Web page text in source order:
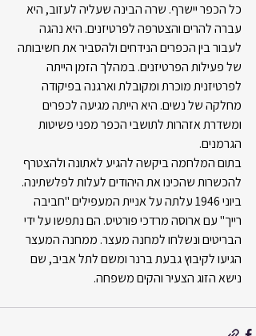
כל הכפר יישרף. שרה הבינה שעליה לעזוב, היא
עברה להרים והצטרפה לפרטיזנים. היא נהגה
לעבור בין הכפרים הנידחים ולהסביר את חשיבותה
של פעילות הפרטיזנים. במהלך הזמן הייתה
לפרטיזנית מוכרת ומקובלת וארגנה בפיקודה
מחלקה של נשים. היא הייתה מגיעה לכפרים
ומשדרת אזהרות לתושבי הכפר מפני פשיטות
הגרמנים.
בתום המלחמה ביקשה להגיע לאתונה ולהצטרף
להכשרות שהכינו את היהודים לעלות לפלשתינה.
ביוני 1946 עלתה על אניית המעפילים "חביבה
רייך" עם ארוסה מרדכי פורטיס. הם נתפשו על ידי
הבריטים ונשלחו למחנה מעצר. ממחנה המעצר
הגיעו לקיבוץ גבעת ברנר ומשם לתל אביב, שם
נישא הזוג הצעיר והקים משפחה.